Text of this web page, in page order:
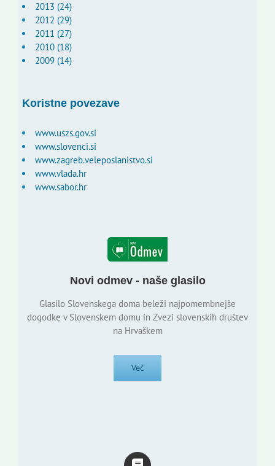
2013 (24)
2012 (29)
2011 (27)
2010 (18)
2009 (14)
Koristne povezave
www.uszs.gov.si
www.slovenci.si
www.zagreb.veleposlanistvo.si
www.vlada.hr
www.sabor.hr
Novi odmev - naše glasilo
Glasilo Slovenskega doma beleži najpomembnejše
dogodke v Slovenskem domu in Zvezi slovenskih društev
na Hrvaškem
Več